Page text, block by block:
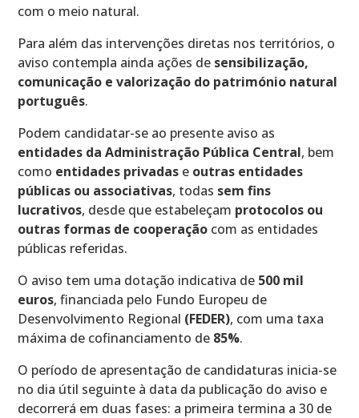
com o meio natural.
Para além das intervenções diretas nos territórios, o
aviso contempla ainda ações de sensibilização,
comunicação e valorização do património natural
português.
Podem candidatar-se ao presente aviso as
entidades da Administração Pública Central, bem
como entidades privadas e outras entidades
públicas ou associativas, todas sem fins
lucrativos, desde que estabeleçam protocolos ou
outras formas de cooperação com as entidades
públicas referidas.
O aviso tem uma dotação indicativa de 500 mil
euros, financiada pelo Fundo Europeu de
Desenvolvimento Regional (FEDER), com uma taxa
máxima de cofinanciamento de 85%.
O período de apresentação de candidaturas inicia-se
no dia útil seguinte à data da publicação do aviso e
decorrerá em duas fases: a primeira termina a 30 de